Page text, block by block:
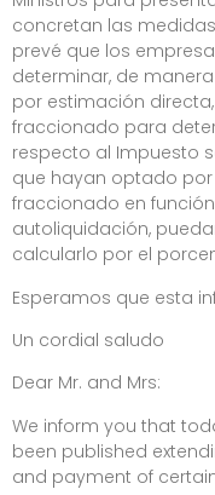
concretan las
prevé que los
determinar, de
por estimación
fraccionado para
respecto al Impuesto
que hayan optado
fraccionado en
autoliquidación,
calcularlo por el
Esperamos que esta
Un cordial saludo
Dear Mr. and Mrs:
We inform you that
been published
and payment of